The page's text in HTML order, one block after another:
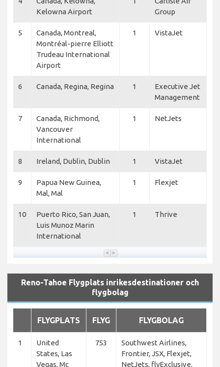
Kelowna Airport
Group
5
Canada, Montreal,
Montréal-pierre Elliott
Trudeau International
Airport
1 VistaJet
6 Canada, Regina, Regina 1
Executive Jet
Management
7
Canada, Richmond,
Vancouver
International
1 NetJets
8 Ireland, Dublin, Dublin 1 VistaJet
9
Papua New Guinea,
Mal, Mal
1 Flexjet
10
Puerto Rico, San Juan,
Luis Munoz Marin
International
1 Thrive
Reno-Tahoe Flygplats inrikesdestinationer och
flygbolag
FLYGPLATS FLYG FLYGBOLAG
1
United
States, Las
Vegas, Mc
753
Southwest Airlines,
Frontier, JSX, Flexjet,
NetJets, flyExclusive,